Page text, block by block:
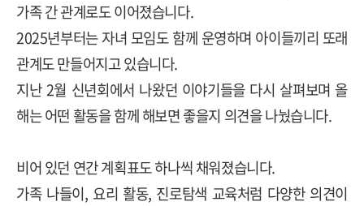
가족 간 관계로도 이어졌습니다.
2025년부터는 자녀 모임도 함께 운영하며 아이들끼리 또래
관계도 만들어지고 있습니다.
지난 2월 신년회에서 나왔던 이야기들을 다시 살펴보며 올
해는 어떤 활동을 함께 해보면 좋을지 의견을 나눴습니다.
비어 있던 연간 계획표도 하나씩 채워졌습니다.
가족 나들이, 요리 활동, 진로탐색 교육처럼 다양한 의견이